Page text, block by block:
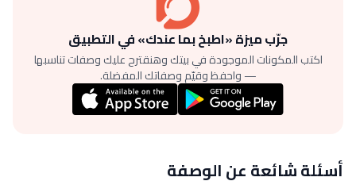
جرّب ميزة «اطبخ بما عندك» في التطبيق
اكتب المكونات الموجودة في بيتك وهنقترح عليك وصفات تناسبها
— واحفظ وقيّم وصفاتك المفضلة.
أسئلة شائعة عن الوصفة